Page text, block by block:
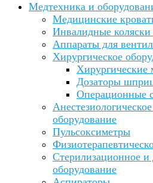
Медтехника и
Медицинские
Инвалидные коляски
Аппараты для
Хирургическое
Хирургические
Дозаторы
Операционные
оборудование
Пульсоксиметры
Стерилизационное
оборудование